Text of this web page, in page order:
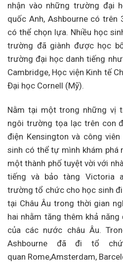
nhận vào những trường đại
quốc Anh, Ashbourne có
có thể chọn lựa. Nhiều học
trường đã giành được học
trường đại học danh tiếng
Cambridge, Học viện Kinh tế
Đại học Cornell (Mỹ).
Nằm tại một trong những vị
ngôi trường tọa lạc trên con
điện Kensington và công
sinh có thể tự mình khám phá
một thành phố tuyệt vời với
tiếng và bảo tàng Victoria
trường tổ chức cho học sinh
tại Châu Âu trong thời gian
hai nhằm tăng thêm khả năng
của các nước châu Âu.
Ashbourne đã đi tổ
quan Rome,Amsterdam,